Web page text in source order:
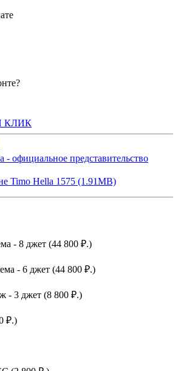
?
КЛИК
- официальное представительство
Timo Hella 1575 (1.91MB)
- 8 джет (44 800 ₽.)
- 6 джет (44 800 ₽.)
- 3 джет (8 800 ₽.)
₽.)